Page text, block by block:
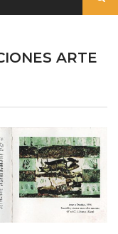
ARTE